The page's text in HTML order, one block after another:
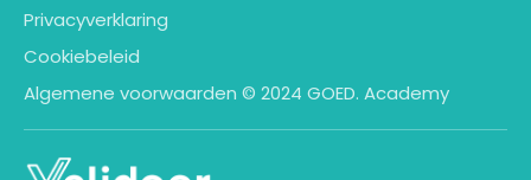
Privacyverklaring
Cookiebeleid
Algemene voorwaarden © 2024 GOED. Academy